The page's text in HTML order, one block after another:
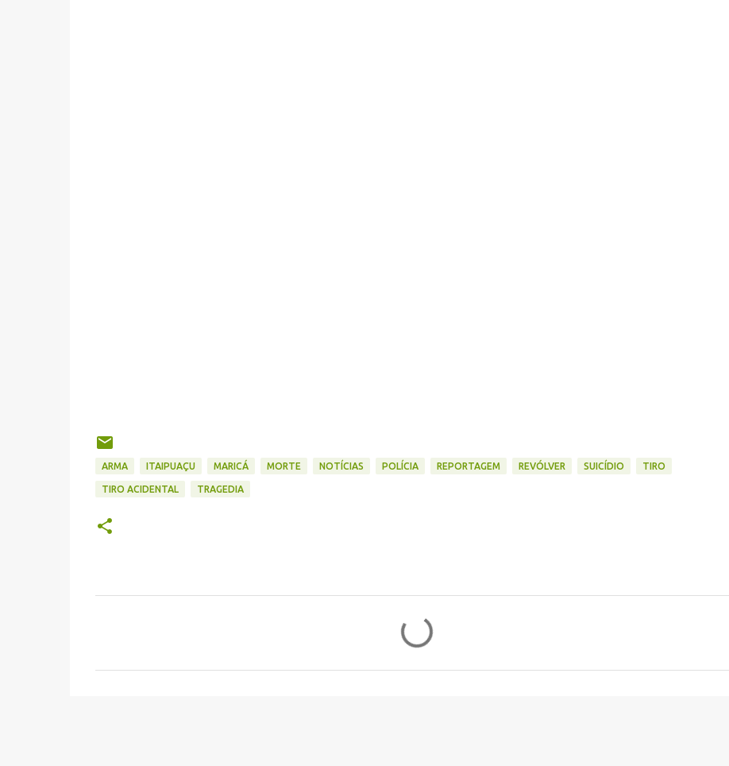
ARMA ITAIPUAÇU MARICÁ MORTE NOTÍCIAS POLÍCIA REPORTAGEM REVÓLVER SUICÍDIO TIRO
TIRO ACIDENTAL TRAGEDIA